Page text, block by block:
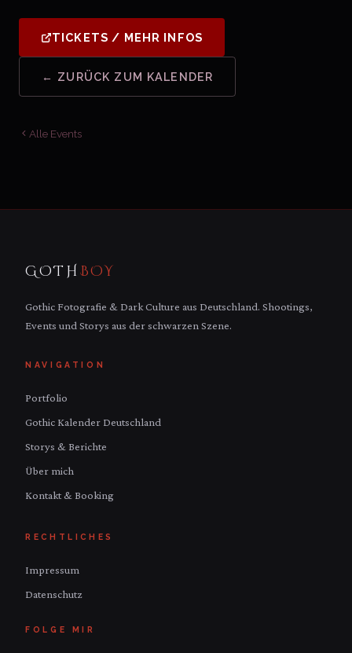
TICKETS / MEHR INFOS
← ZURÜCK ZUM KALENDER
Alle Events
GOTH BOY
Gothic Fotografie & Dark Culture aus Deutschland. Shootings,
Events und Storys aus der schwarzen Szene.
NAVIGATION
Portfolio
Gothic Kalender Deutschland
Storys & Berichte
Über mich
Kontakt & Booking
RECHTLICHES
Impressum
Datenschutz
FOLGE MIR